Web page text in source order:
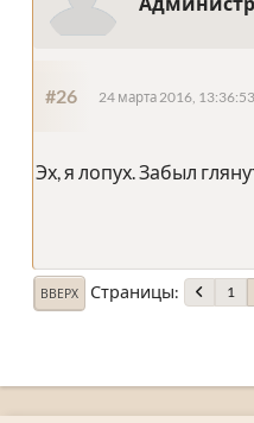
#26 24 марта 2016, 13:36:53
Эх, я лопух. Забыл
ВВЕРХ Страницы 1